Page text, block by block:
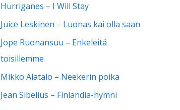
Hurriganes – I Will Stay
Juice Leskinen – Luonas kai olla saan
Jope Ruonansuu – Enkeleitä
toisillemme
Mikko Alatalo – Neekerin poika
Jean Sibelius – Finlandia-hymni